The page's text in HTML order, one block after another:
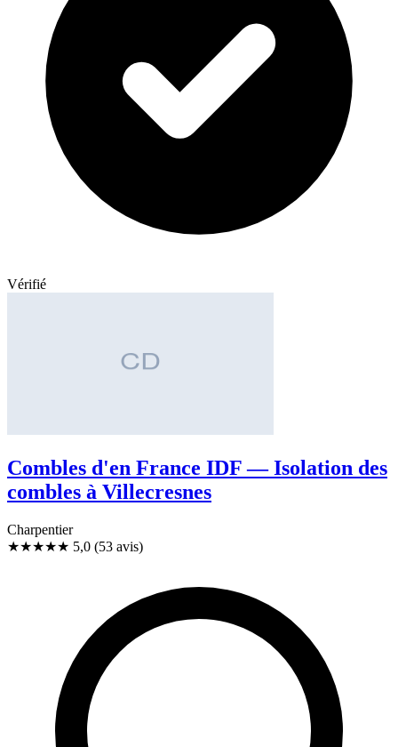
Vérifié
Combles d'en France IDF — Isolation des
combles à Villecresnes
Charpentier
★★★★★ 5,0 (53 avis)